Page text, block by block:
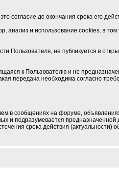
согласие до окончания срока его
анализ и использование cookies, в том
Пользователя, не публикуется в
к Пользователю и не
передача необходима согласно
в сообщениях на форуме,
и подразумевается предназначенной
срока действия (актуальности)